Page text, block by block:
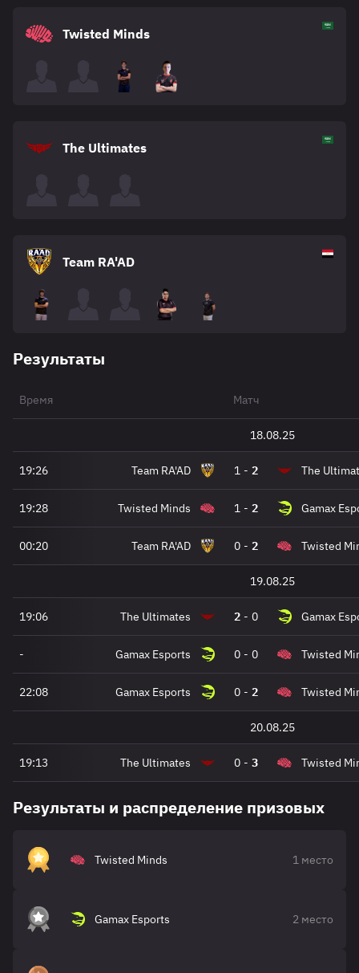
Twisted Minds
The Ultimates
Team RA'AD
Результаты
Время Матч
18.08.25
19:26 Team RA'AD 1 - 2 The
19:28 Twisted Minds 1 - 2 Gamax
00:20 Team RA'AD 0 - 2 Twisted
19.08.25
19:06 The Ultimates 2 - 0 Gamax
- Gamax Esports 0 - 0 Twisted
22:08 Gamax Esports 0 - 2 Twisted
20.08.25
19:13 The Ultimates 0 - 3 Twisted
Результаты и распределение призовых
Twisted Minds 1 место
Gamax Esports 2 место